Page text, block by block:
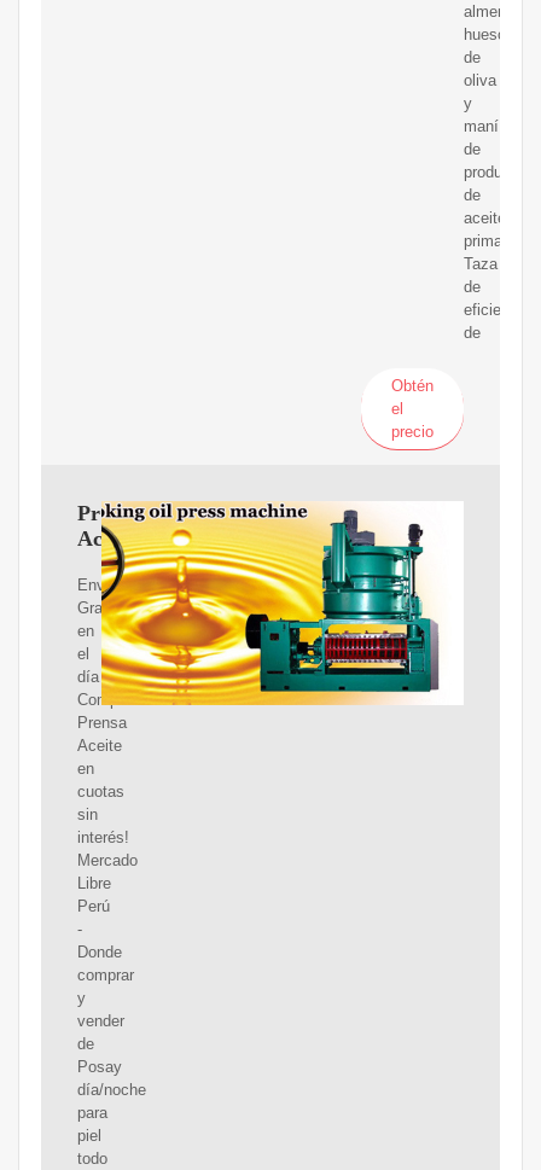
almendras,
hueso
de
oliva
y
maní.Taza
de
producción
de
prima
Taza
de
eficiencia
de
Obtén
el
precio
Prensa
Aceite
Envíos
Gratis
en
el
día
Compre
Prensa
Aceite
en
cuotas
sin
interés!
Mercado
Libre
Perú
-
Donde
comprar
y
vender
de
Posay
día/noche
para
piel
todo